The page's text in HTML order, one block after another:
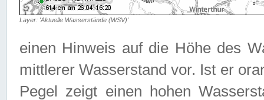
Layer: 'Aktuelle Wasserstände (WSV)'
einen Hinweis auf die Höhe des
mittlerer Wasserstand vor. Ist er
Pegel zeigt einen hohen